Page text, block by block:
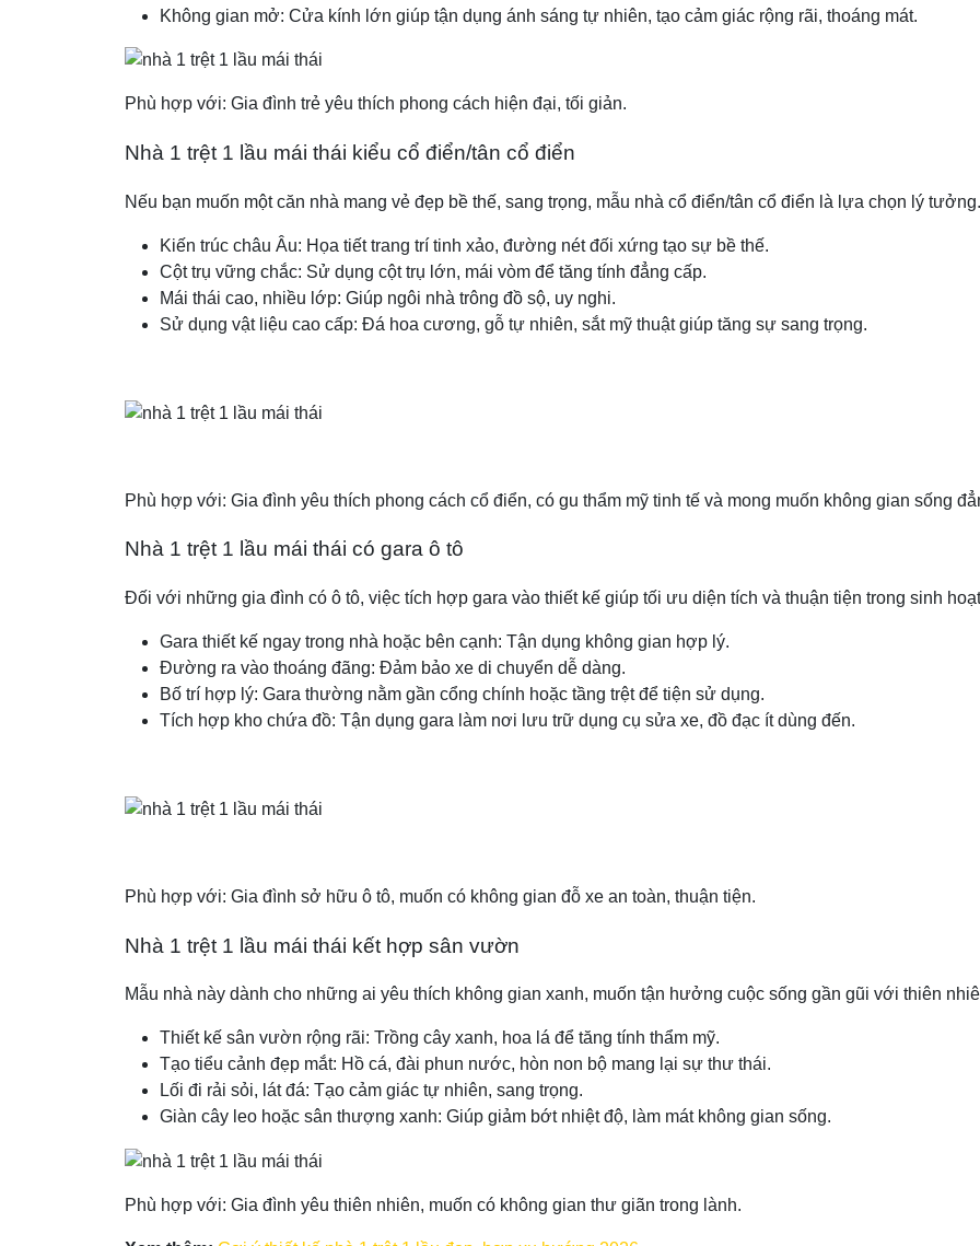
Không gian mở: Cửa kính lớn giúp tận dụng ánh sáng tự nhiên, tạo cảm giác rộng rãi, thoáng mát.
Phù hợp với: Gia đình trẻ yêu thích phong cách hiện đại, tối giản.
Nhà 1 trệt 1 lầu mái thái kiểu cổ điển/tân cổ điển
Nếu bạn muốn một căn nhà mang vẻ đẹp bề thế, sang trọng, mẫu nhà cổ điển/tân cổ điển là lựa chọn lý tưởng.
Kiến trúc châu Âu: Họa tiết trang trí tinh xảo, đường nét đối xứng tạo sự bề thế.
Cột trụ vững chắc: Sử dụng cột trụ lớn, mái vòm để tăng tính đẳng cấp.
Mái thái cao, nhiều lớp: Giúp ngôi nhà trông đồ sộ, uy nghi.
Sử dụng vật liệu cao cấp: Đá hoa cương, gỗ tự nhiên, sắt mỹ thuật giúp tăng sự sang trọng.
Phù hợp với: Gia đình yêu thích phong cách cổ điển, có gu thẩm mỹ tinh tế và mong muốn không gian sống
Nhà 1 trệt 1 lầu mái thái có gara ô tô
Đối với những gia đình có ô tô, việc tích hợp gara vào thiết kế giúp tối ưu diện tích và thuận tiện trong sinh
Gara thiết kế ngay trong nhà hoặc bên cạnh: Tận dụng không gian hợp lý.
Đường ra vào thoáng đãng: Đảm bảo xe di chuyển dễ dàng.
Bố trí hợp lý: Gara thường nằm gần cổng chính hoặc tầng trệt để tiện sử dụng.
Tích hợp kho chứa đồ: Tận dụng gara làm nơi lưu trữ dụng cụ sửa xe, đồ đạc ít dùng đến.
Phù hợp với: Gia đình sở hữu ô tô, muốn có không gian đỗ xe an toàn, thuận tiện.
Nhà 1 trệt 1 lầu mái thái kết hợp sân vườn
Mẫu nhà này dành cho những ai yêu thích không gian xanh, muốn tận hưởng cuộc sống gần gũi với thiên
Thiết kế sân vườn rộng rãi: Trồng cây xanh, hoa lá để tăng tính thẩm mỹ.
Tạo tiểu cảnh đẹp mắt: Hồ cá, đài phun nước, hòn non bộ mang lại sự thư thái.
Lối đi rải sỏi, lát đá: Tạo cảm giác tự nhiên, sang trọng.
Giàn cây leo hoặc sân thượng xanh: Giúp giảm bớt nhiệt độ, làm mát không gian sống.
Phù hợp với: Gia đình yêu thiên nhiên, muốn có không gian thư giãn trong lành.